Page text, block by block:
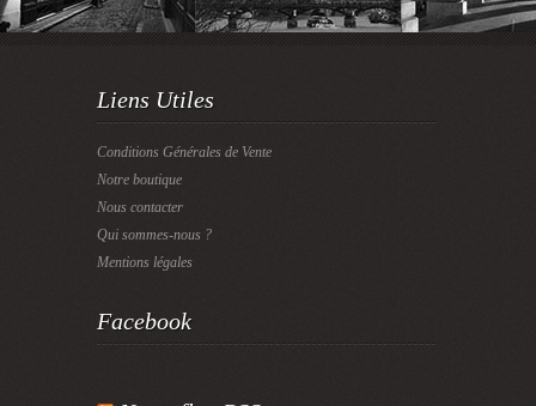
Liens Utiles
Conditions Générales de Vente
Notre boutique
Nous contacter
Qui sommes-nous ?
Mentions légales
Facebook